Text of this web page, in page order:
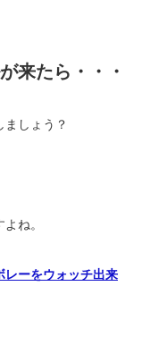
来たら・・・
しょう？
ね。
レーをウォッチ出来